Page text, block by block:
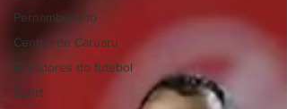
Pernambucano
Central de Caruaru
Bastidores do futebol
Sport